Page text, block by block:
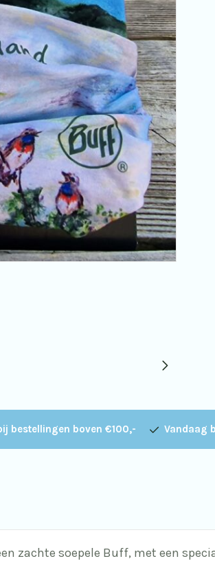
bestellingen boven €100,- Vandaag
zachte soepele Buff, met een